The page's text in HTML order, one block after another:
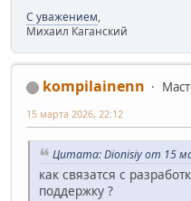
С уважением,
Михаил Каганский
kompilainenn
15 марта 2026, 22:12
Цитата: Dionisiy от 15
как связатся с
поддержку ?